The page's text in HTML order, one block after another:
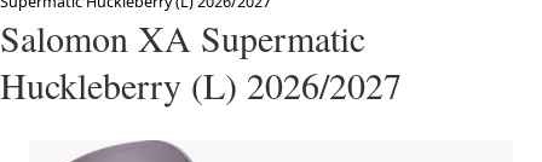
Salomon XA Supermatic
Huckleberry (L) 2026/2027